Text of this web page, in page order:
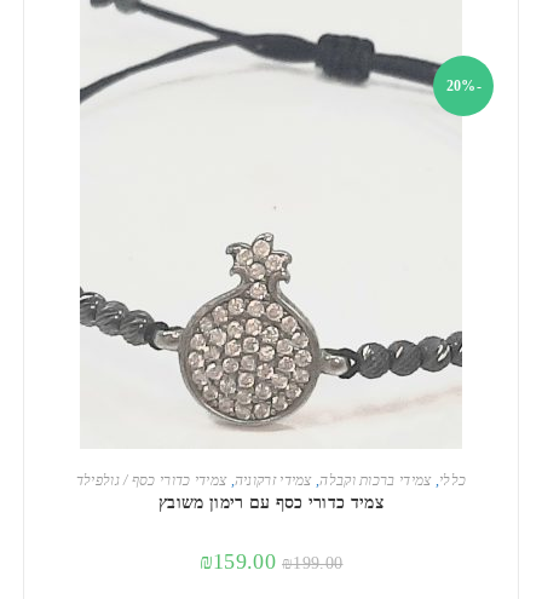
-20%
הוספה לסל כללי,צמידי ברכות וקבלה,צמידי זרקוניה,צמידי כדורי כסף / גולפילד
צמיד כדורי כסף עם רימון משובץ
₪199.00
₪159.00